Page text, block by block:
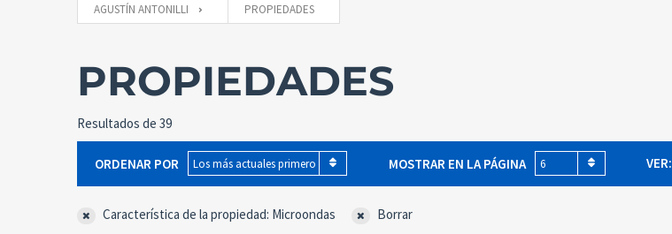
AGUSTÍN ANTONILLI PROPIEDADES
PROPIEDADES
Resultados de 39
ORDENAR POR Los más actuales primero MOSTRAR EN LA PÁGINA 6 VER:
Característica de la propiedad: Microondas Borrar